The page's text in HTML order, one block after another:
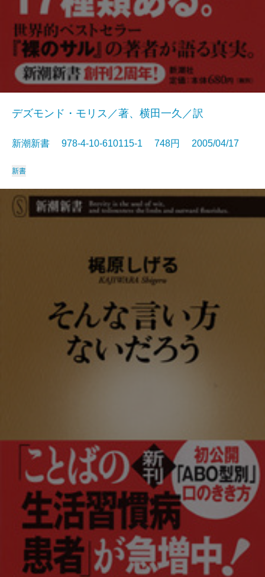
デズモンド・モリス／著、横田一久／訳
新潮新書 978-4-10-610115-1 748円 2005/04/17
新書